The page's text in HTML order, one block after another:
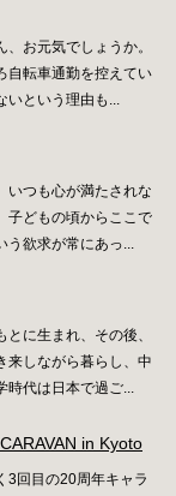
お元気でしょうか。
自転車通勤を控えてい
いという理由も...
いつも心が満たされな
子どもの頃からここで
う欲求が常にあっ...
に生まれ、その後、
来しながら暮らし、中
時代は日本で過ご...
in Kyoto
3回目の20周年キャラ